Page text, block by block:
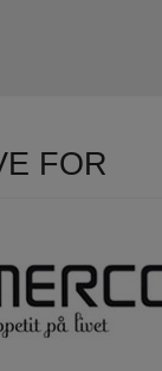
FOR